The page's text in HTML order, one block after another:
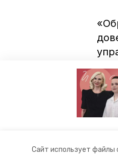
Сайт использует файлы